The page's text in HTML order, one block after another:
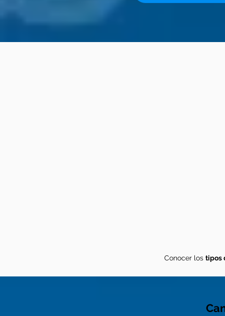
Conocer los tipos